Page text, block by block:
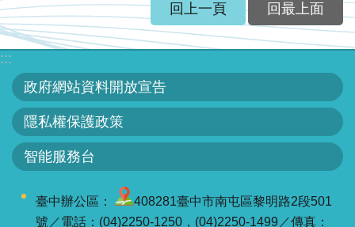
回上一頁 回最上面
:::
政府網站資料開放宣告
隱私權保護政策
智能服務台
臺中辦公區：
408281臺中市南屯區黎明路2段501
號／電話：(04)2250-1250，(04)2250-1499／傳真：